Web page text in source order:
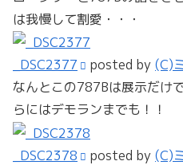
は我慢して割愛・・・
_DSC2377 posted by (C)
なんとこの787Bは展示だけ
らにはデモランまでも！！
_DSC2378 posted by (C)